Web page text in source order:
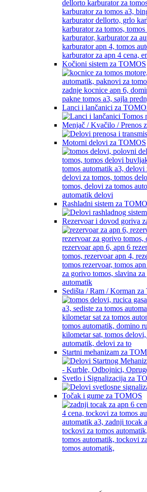
Kočioni sistem za TOMOS
Lanci i lančanici za
Menjač / Kvačilo / Prenos
Motorni delovi za TOMOS
Rashladni sistem za
Rezervoar i dovod goriva
Sedišta / Ram / Korman
Startni mehanizam za
Svetlo i Signalizacija za
Točak i gume za TOMOS